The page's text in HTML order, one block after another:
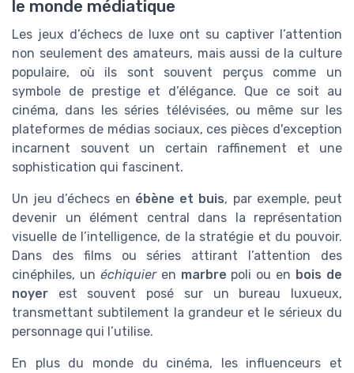
le monde médiatique
Les jeux d’échecs de luxe ont su captiver l’attention
non seulement des amateurs, mais aussi de la culture
populaire, où ils sont souvent perçus comme un
symbole de prestige et d’élégance. Que ce soit au
cinéma, dans les séries télévisées, ou même sur les
plateformes de médias sociaux, ces pièces d'exception
incarnent souvent un certain raffinement et une
sophistication qui fascinent.
Un jeu d’échecs en ébène et buis, par exemple, peut
devenir un élément central dans la représentation
visuelle de l’intelligence, de la stratégie et du pouvoir.
Dans des films ou séries attirant l’attention des
cinéphiles, un échiquieren marbre poli ou en bois de
noyer est souvent posé sur un bureau luxueux,
transmettant subtilement la grandeur et le sérieux du
personnage qui l’utilise.
En plus du monde du cinéma, les influenceurs et